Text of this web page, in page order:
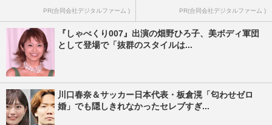
PR(合同会社デジタルファーム ) PR(合同会社デジタルファーム )
『しゃべくり007』出演の畑野ひろ子、美ボディ軍団
として登場で「抜群のスタイルは...
川口春奈＆サッカー日本代表・板倉滉「匂わせゼロ
婚」でも隠しきれなかったセレブすぎ...